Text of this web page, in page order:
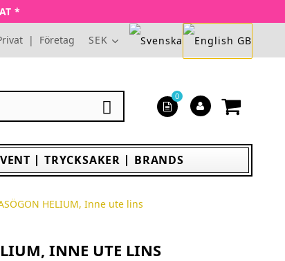
*
| Företag SEK

0
TRYCKSAKER BRANDS
HELIUM, Inne ute lins
INNE UTE LINS